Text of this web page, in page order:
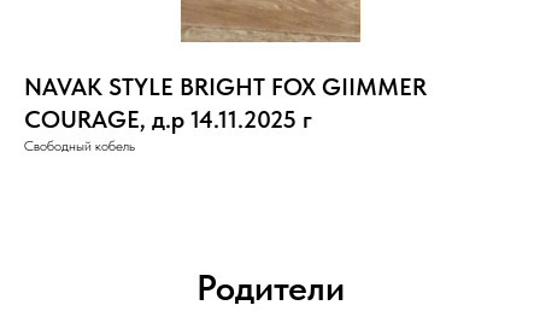
NAVAK STYLE BRIGHT FOX GIIMMER
COURAGE, д.р 14.11.2025 г
Свободный кобель
Родители